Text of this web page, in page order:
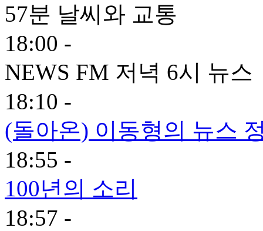
57분 날씨와 교통
18:00 -
NEWS FM 저녁 6시 뉴스
18:10 -
(돌아온) 이동형의 뉴스
18:55 -
100년의 소리
18:57 -